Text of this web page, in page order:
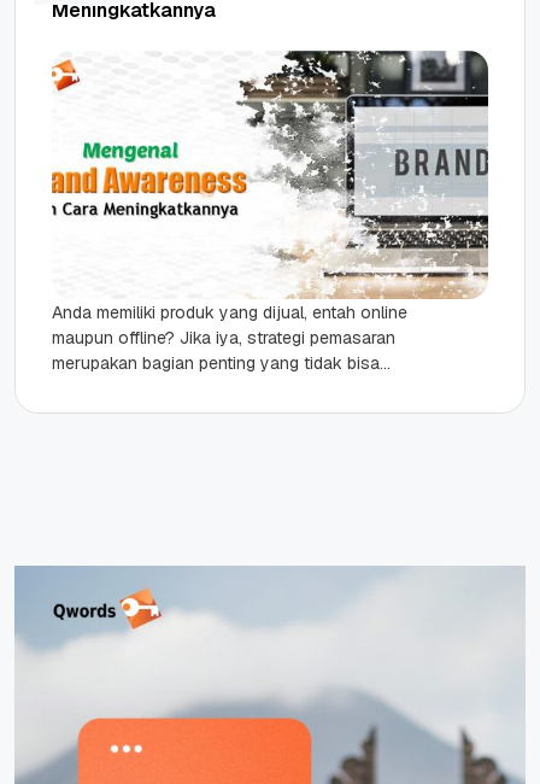
Meningkatkannya
Anda memiliki produk yang dijual, entah online
maupun offline? Jika iya, strategi pemasaran
merupakan bagian penting yang tidak bisa
produk,...